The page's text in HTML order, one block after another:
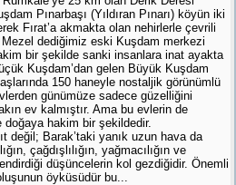
Pınarbaşı (Yıldıran Pınarı) köyün iki
Fırat’a akmakta olan nehirlerle çevrili
dediğimiz eski Kuşdam merkezi
bir şekilde sanki insanlara inat ayakta
Kuşdam’dan gelen Büyük Kuşdam
150 haneyle nostaljik görünümlü
günümüze sadece güzelliğini
ev kalmıştır. Ama bu evlerin de
doğaya hakim bir şekildedir.
değil; Barak’taki yanık uzun hava da
çağdışlılığın, yağmacılığın ve
düşüncelerin kol gezdiğidir. Önemli
öyküsüdür bu...